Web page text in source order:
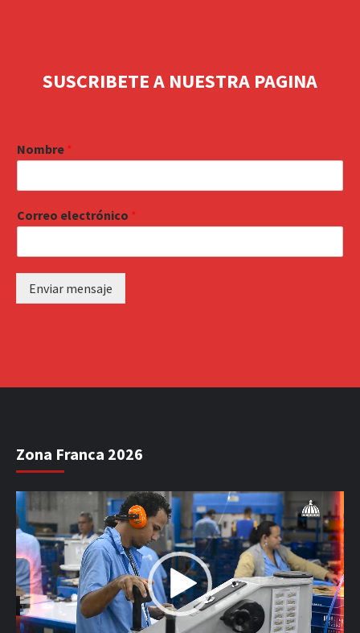
SUSCRIBETE A NUESTRA PAGINA
Nombre *
Correo electrónico *
Enviar mensaje
Zona Franca 2026
Reproductor
de
vídeo